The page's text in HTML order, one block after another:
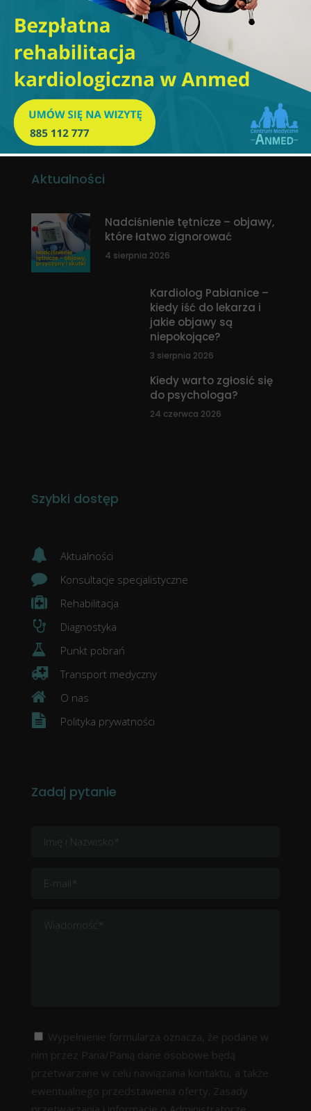
Rejestracja
+ 48 885 112 777
sekretariat@anmed.pl
ul. Piłsudskiego 3A, 95-200 Pabianice
Aktualności
Nadciśnienie tętnicze – objawy,
które łatwo zignorować
4 sierpnia 2026
Kardiolog Pabianice –
kiedy iść do lekarza i
jakie objawy są
niepokojące?
3 sierpnia 2026
Kiedy warto zgłosić się
do psychologa?
24 czerwca 2026
Szybki dostęp
Aktualności
Konsultacje specjalistyczne
Rehabilitacja
Diagnostyka
Punkt pobrań
Transport medyczny
O nas
Polityka prywatności
Zadaj pytanie
Wypełnienie formularza oznacza, że podane w
nim przez Pana/Panią dane osobowe będą
przetwarzane w celu nawiązania kontaktu, a także
ewentualnego przedstawienia oferty. Zasady